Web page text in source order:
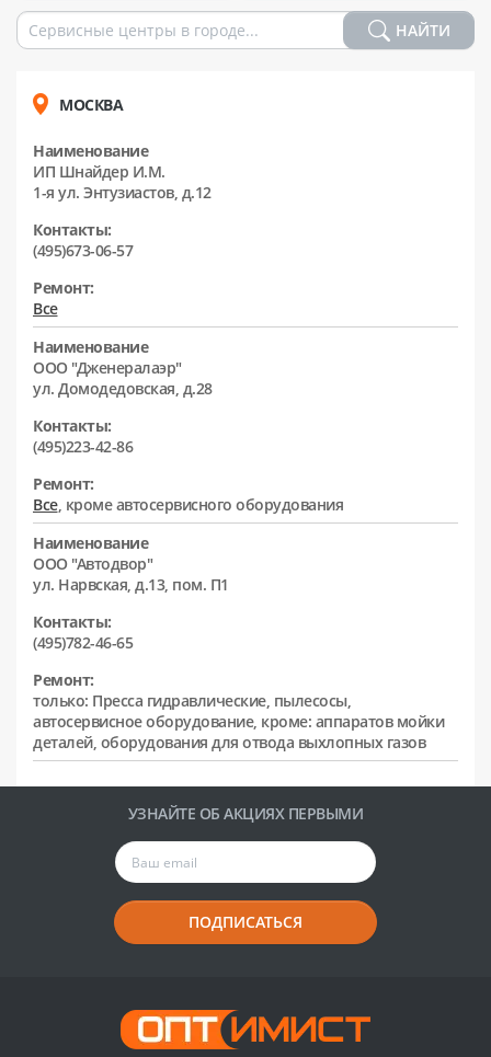
НАЙТИ
МОСКВА
Наименование
ИП Шнайдер И.М.
1-я ул. Энтузиастов, д.12
Контакты:
(495)673-06-57
Ремонт:
Все
Наименование
ООО "Дженералаэр"
ул. Домодедовская, д.28
Контакты:
(495)223-42-86
Ремонт:
Все, кроме автосервисного оборудования
Наименование
ООО "Автодвор"
ул. Нарвская, д.13, пом. П1
Контакты:
(495)782-46-65
Ремонт:
только: Пресса гидравлические, пылесосы,
автосервисное оборудование, кроме: аппаратов мойки
деталей, оборудования для отвода выхлопных газов
УЗНАЙТЕ ОБ АКЦИЯХ ПЕРВЫМИ
ПОДПИСАТЬСЯ